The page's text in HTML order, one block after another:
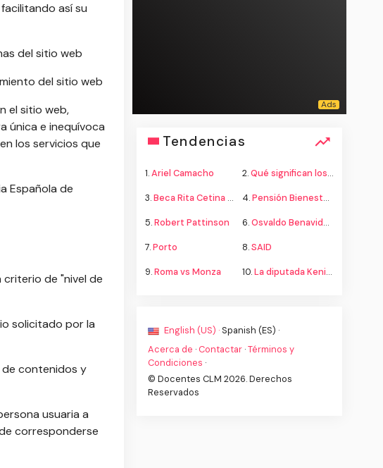
así su
del sitio web
del sitio web
el sitio web,
única e inequívoca
los servicios que
Española de
de "nivel de
solicitado por la
contenidos y
usuaria a
corresponderse
Tendencias
1.Ariel Camacho 2.Qué significan los colores de la bandera
3.Beca Rita Cetina secundaria 4.Pensión Bienestar adultos mayores
5.Robert Pattinson 6.Osvaldo Benavides
7.Porto 8.SAID
9.Roma vs Monza 10.La diputada Kenia López propone cambiar el nombre del país a México
English (US) · Spanish (ES) ·
Acerca de · Contactar ·Términos y
Condiciones ·
© Docentes CLM 2026. Derechos
Reservados